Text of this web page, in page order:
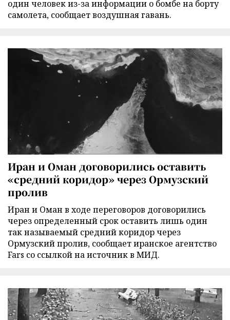
один человек из-за информации о бомбе на борту
самолета, сообщает воздушная гавань.
Иран и Оман договорились оставить
«средний коридор» через Ормузский
пролив
Иран и Оман в ходе переговоров договорились
через определенный срок оставить лишь один
так называемый средний коридор через
Ормузский пролив, сообщает иранское агентство
Fars со ссылкой на источник в МИД.